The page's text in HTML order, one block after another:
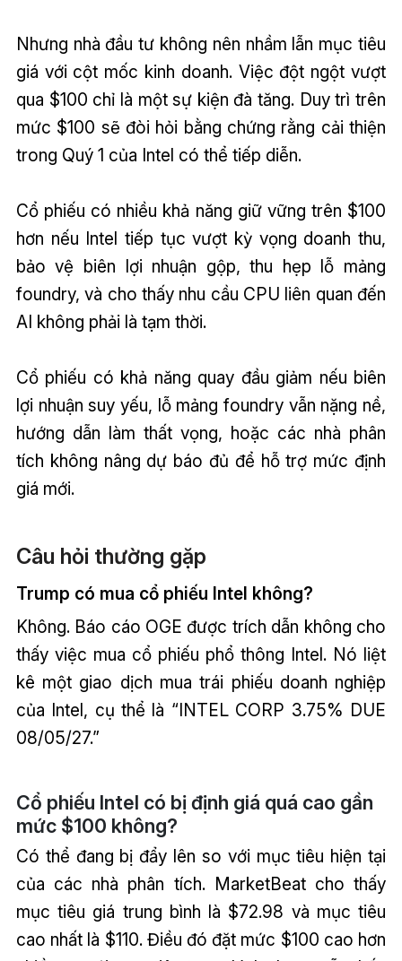
Nhưng nhà đầu tư không nên nhầm lẫn mục tiêu
giá với cột mốc kinh doanh. Việc đột ngột vượt
qua $100 chỉ là một sự kiện đà tăng. Duy trì trên
mức $100 sẽ đòi hỏi bằng chứng rằng cải thiện
trong Quý 1 của Intel có thể tiếp diễn.
Cổ phiếu có nhiều khả năng giữ vững trên $100
hơn nếu Intel tiếp tục vượt kỳ vọng doanh thu,
bảo vệ biên lợi nhuận gộp, thu hẹp lỗ mảng
foundry, và cho thấy nhu cầu CPU liên quan đến
AI không phải là tạm thời.
Cổ phiếu có khả năng quay đầu giảm nếu biên
lợi nhuận suy yếu, lỗ mảng foundry vẫn nặng nề,
hướng dẫn làm thất vọng, hoặc các nhà phân
tích không nâng dự báo đủ để hỗ trợ mức định
giá mới.
Câu hỏi thường gặp
Trump có mua cổ phiếu Intel không?
Không. Báo cáo OGE được trích dẫn không cho
thấy việc mua cổ phiếu phổ thông Intel. Nó liệt
kê một giao dịch mua trái phiếu doanh nghiệp
của Intel, cụ thể là “INTEL CORP 3.75% DUE
08/05/27.”
Cổ phiếu Intel có bị định giá quá cao gần
mức $100 không?
Có thể đang bị đẩy lên so với mục tiêu hiện tại
của các nhà phân tích. MarketBeat cho thấy
mục tiêu giá trung bình là $72.98 và mục tiêu
cao nhất là $110. Điều đó đặt mức $100 cao hơn